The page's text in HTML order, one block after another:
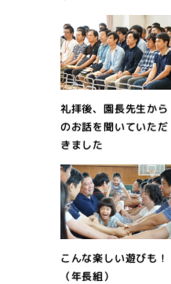
礼拝後、園長先生から
のお話を聞いていただ
きました
こんな楽しい遊びも！
（年長組）